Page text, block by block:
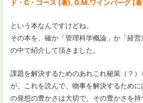
ド・C・ゴース (著), G.M.ワインバーグ (著
という本なんですけどね。
その本を、確か「管理科学概論」か「経
の中で紹介して頂きました。
課題を解決するためのあれこれ秘策（？
が、これを読んで、物事を解決するため
の発想の豊かさは大切で、その豊かさを